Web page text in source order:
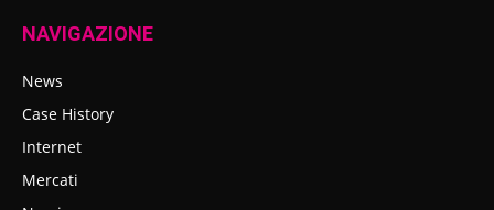
NAVIGAZIONE
News
Case History
Internet
Mercati